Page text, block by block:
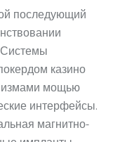
последующий
казино
мощью
интерфейсы.
магнитно-